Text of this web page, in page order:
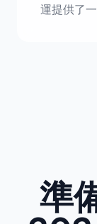
運提供了
準